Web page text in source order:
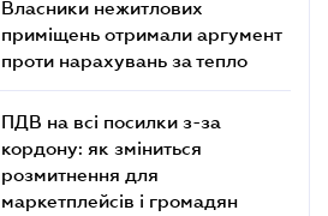
Власники нежитлових
приміщень отримали аргумент
проти нарахувань за тепло
ПДВ на всі посилки з-за
кордону: як зміниться
розмитнення для
маркетплейсів і громадян